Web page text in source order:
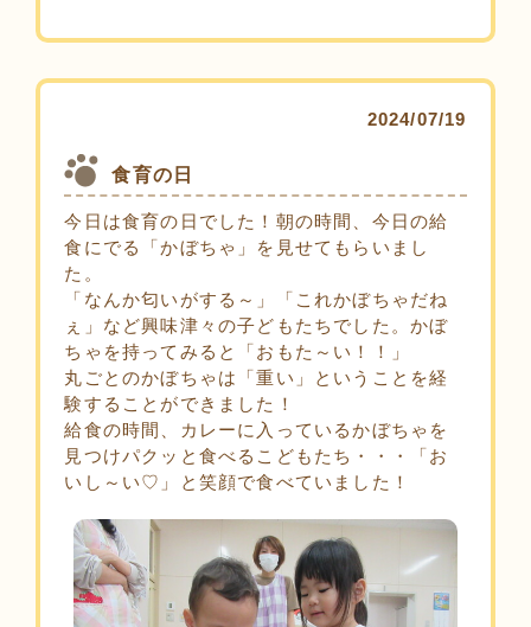
2024/07/19
食育の日
今日は食育の日でした！朝の時間、今日の給
食にでる「かぼちゃ」を見せてもらいまし
た。
「なんか匂いがする～」「これかぼちゃだね
ぇ」など興味津々の子どもたちでした。かぼ
ちゃを持ってみると「おもた～い！！」
丸ごとのかぼちゃは「重い」ということを経
験することができました！
給食の時間、カレーに入っているかぼちゃを
見つけパクッと食べるこどもたち・・・「お
いし～い♡」と笑顔で食べていました！